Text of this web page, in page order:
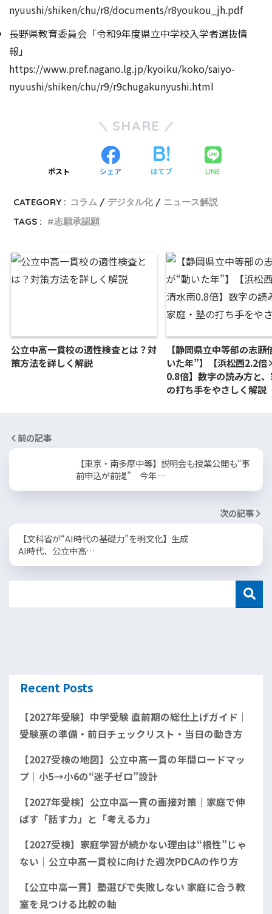
nyuushi/shiken/chu/r8/documents/r8youkou_jh.pdf
長野県教育委員会「令和9年度県立中学校入学者選抜情
報」
https://www.pref.nagano.lg.jp/kyoiku/koko/saiyo-
nyuushi/shiken/chu/r9/r9chugakunyushi.html
SHARE
ポスト シェア はてブ LINE
CATEGORY : コラム デジタル化
ニュース解説
TAGS :
志願承認願
公立中高一貫校の適性検査とは？対
策方法を詳しく解説
【静岡県立中等部の志願
いた年”】【浜松西2.2
0.8倍】数字の読み方と
の打ち手をやさしく解説
前の記事
【東京・南多摩中等】説明会も授業公開も“事
前申込が前提” 今年…
次の記事
【文科省が“AI時代の基礎力”を明文化】生成
AI時代、公立中高…
Recent Posts
【2027年受験】中学受験 直前期の総仕上げガイド｜
受験票の準備・前日チェックリスト・当日の動き方
【2027受検の地図】公立中高一貫の年間ロードマッ
プ｜小5→小6の“迷子ゼロ”設計
【2027年受検】公立中高一貫の面接対策｜家庭で伸
ばす「話す力」と「考える力」
【2027受検】家庭学習が続かない理由は“根性”じゃ
ない｜公立中高一貫校に向けた週次PDCAの作り方
【公立中高一貫】塾選びで失敗しない 家庭に合う教
室を見つける比較の軸